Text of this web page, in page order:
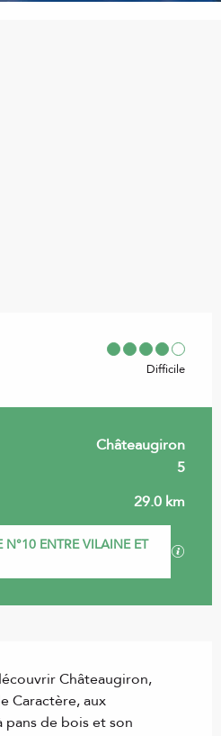
Difficile
Châteaugiron
5
29.0 km
ENTRE VILAINE ET
Châteaugiron,
Caractère, aux
pans de bois et son